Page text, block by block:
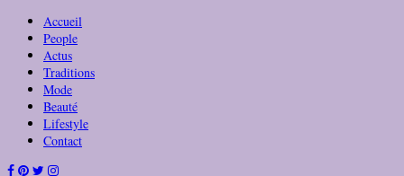
Accueil
People
Actus
Traditions
Mode
Beauté
Lifestyle
Contact